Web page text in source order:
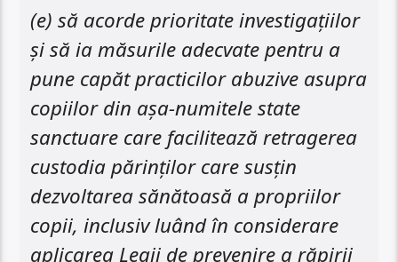
(e) să acorde prioritate investigațiilor
și să ia măsurile adecvate pentru a
pune capăt practicilor abuzive asupra
copiilor din așa-numitele state
sanctuare care facilitează retragerea
custodia părinților care susțin
dezvoltarea sănătoasă a propriilor
copii, inclusiv luând în considerare
aplicarea Legii de prevenire a răpirii